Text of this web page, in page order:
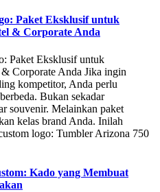
Paket Eksklusif untuk
& Corporate Anda
Paket Eksklusif untuk
Corporate Anda Jika ingin
kompetitor, Anda perlu
Bukan sekadar
souvenir. Melainkan paket
kelas brand Anda. Inilah
logo: Tumbler Arizona 750
Kado yang Membuat